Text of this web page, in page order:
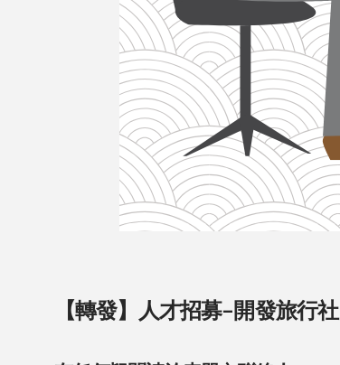
【轉發】人才招募–開發旅行